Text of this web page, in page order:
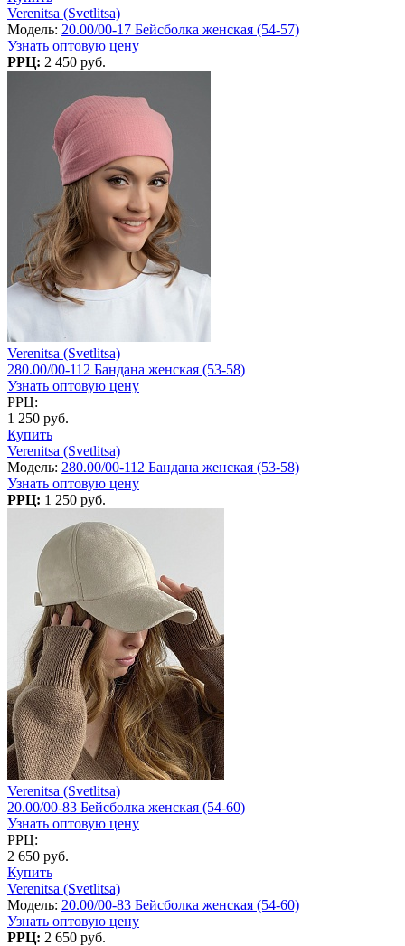
Verenitsa (Svetlitsa)
Модель: 20.00/00-17 Бейсболка женская (54-57)
Узнать оптовую цену
РРЦ: 2 450 руб.
Verenitsa (Svetlitsa)
280.00/00-112 Бандана женская (53-58)
Узнать оптовую цену
РРЦ:
1 250 руб.
Купить
Verenitsa (Svetlitsa)
Модель: 280.00/00-112 Бандана женская (53-58)
Узнать оптовую цену
РРЦ: 1 250 руб.
Verenitsa (Svetlitsa)
20.00/00-83 Бейсболка женская (54-60)
Узнать оптовую цену
РРЦ:
2 650 руб.
Купить
Verenitsa (Svetlitsa)
Модель: 20.00/00-83 Бейсболка женская (54-60)
Узнать оптовую цену
РРЦ: 2 650 руб.